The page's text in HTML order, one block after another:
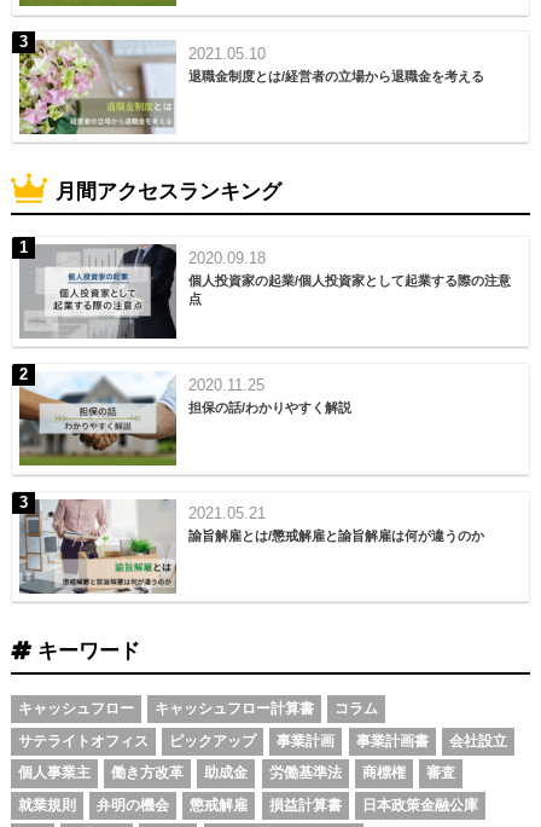
2021.05.10
退職金制度とは/経営者の立場から退職金を考える
月間アクセスランキング
2020.09.18
個人投資家の起業/個人投資家として起業する際の注意
点
2020.11.25
担保の話/わかりやすく解説
2021.05.21
諭旨解雇とは/懲戒解雇と諭旨解雇は何が違うのか
キーワード
キャッシュフロー キャッシュフロー計算書
コラム
サテライトオフィス
ピックアップ 事業計画 事業計画書
会社設立
個人事業主
働き方改革 助成金 労働基準法 商標権
審査
就業規則
弁明の機会 懲戒解雇 損益計算書
日本政策金融公庫